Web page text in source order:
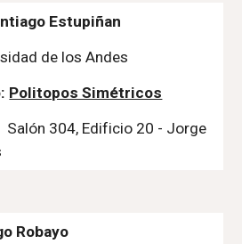
Estupiñan
de los Andes
Politopos Simétricos
Salón 304, Edificio 20 - Jorge
Robayo